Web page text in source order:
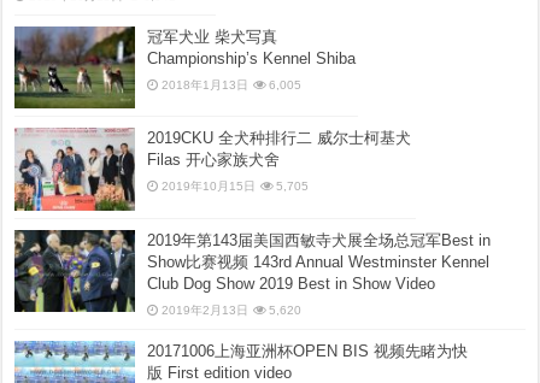
冠军犬业 柴犬写真
Championship’s Kennel Shiba
2018年1月13日 6,005
2019CKU 全犬种排行二 威尔士柯基犬
Filas 开心家族犬舍
2019年10月15日 5,705
2019年第143届美国西敏寺犬展全场总冠军Best in
Show比赛视频 143rd Annual Westminster Kennel
Club Dog Show 2019 Best in Show Video
2019年2月13日 5,620
20171006上海亚洲杯OPEN BIS 视频先睹为快
版 First edition video